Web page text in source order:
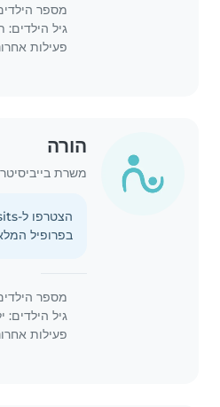
מספר
גיל הילדים:
פעילות
הורה
משרת
בפרופיל
מספר
גיל הילדים:
פעילות